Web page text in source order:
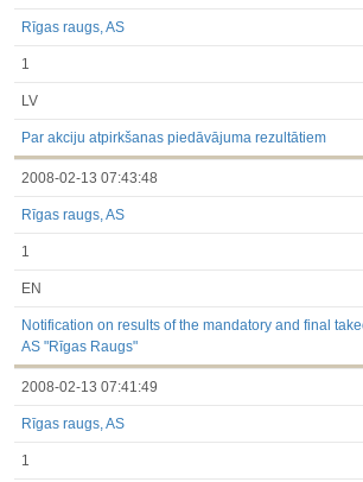
kategorijām
dalībvalsts tiesību aktiem
Līdz 2017.03.01
Finanšu pārskati
Informācija par akcionāru sapulcēm
Rīgas raugs, AS
1
LV
Par akciju atpirkšanas piedāvājuma rezultātiem
2008-02-13 07:43:48
Rīgas raugs, AS
1
EN
Notification on results of the mandatory and final
AS "Rīgas Raugs"
2008-02-13 07:41:49
Rīgas raugs, AS
1